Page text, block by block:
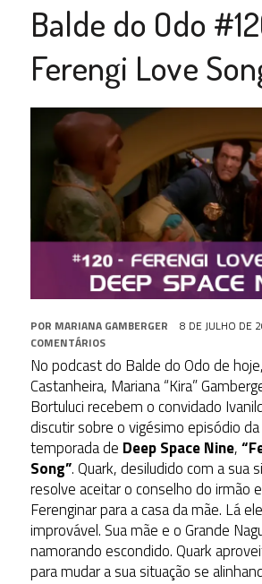
Balde do Odo
Ferengi Love
POR MARIANA GAMBERGER 8 DE JULHO DE
COMENTÁRIOS
No podcast do Balde do Odo de
Castanheira, Mariana “Kira”
Bortuluci recebem o convidado
discutir sobre o vigésimo episódio
temporada de Deep Space Nine,
Song”. Quark, desiludido com a sua
resolve aceitar o conselho do irmão
Ferenginar para a casa da mãe. Lá
improvável. Sua mãe e o Grande
namorando escondido. Quark
para mudar a sua situação se